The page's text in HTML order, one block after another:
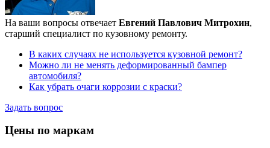
На ваши вопросы отвечает Евгений Павлович Митрохин,
старший специалист по кузовному ремонту.
В каких случаях не используется кузовной ремонт?
Можно ли не менять деформированный бампер
автомобиля?
Как убрать очаги коррозии с краски?
Задать вопрос
Цены по маркам